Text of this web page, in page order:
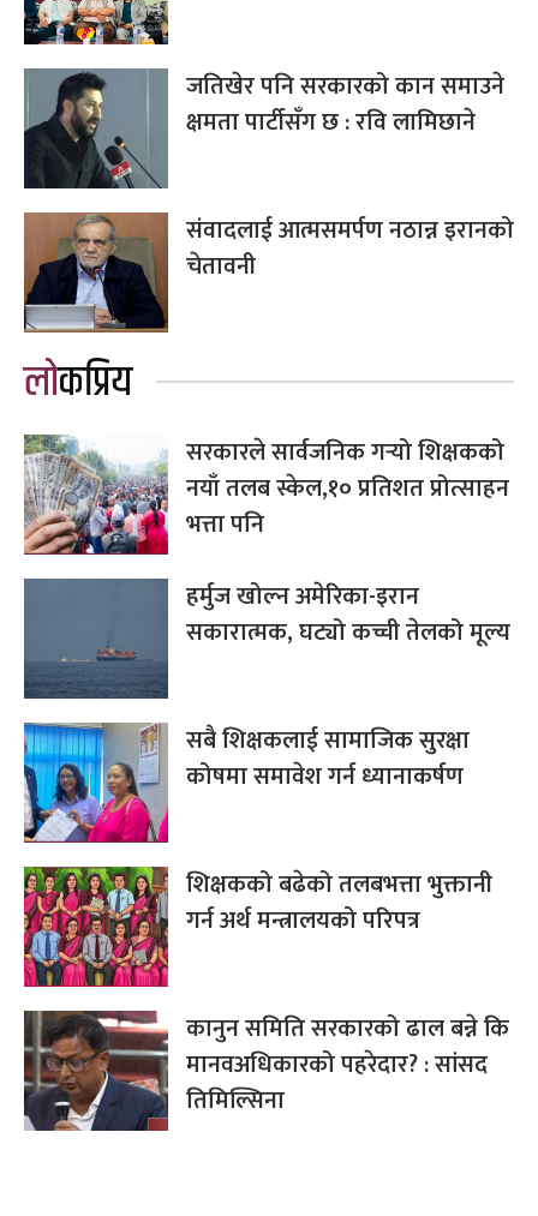
जतिखेर पनि सरकारको कान समाउने
क्षमता पार्टीसँग छ : रवि लामिछाने
संवादलाई आत्मसमर्पण नठान्न इरानको
चेतावनी
लोकप्रिय
सरकारले सार्वजनिक गर्‍यो शिक्षकको
नयाँ तलब स्केल,१० प्रतिशत प्रोत्साहन
भत्ता पनि
हर्मुज खोल्न अमेरिका-इरान
सकारात्मक, घट्यो कच्ची तेलको मूल्य
सबै शिक्षकलाई सामाजिक सुरक्षा
कोषमा समावेश गर्न ध्यानाकर्षण
शिक्षकको बढेको तलबभत्ता भुक्तानी
गर्न अर्थ मन्त्रालयको परिपत्र
कानुन समिति सरकारको ढाल बन्ने कि
मानवअधिकारको पहरेदार? : सांसद
तिमिल्सिना